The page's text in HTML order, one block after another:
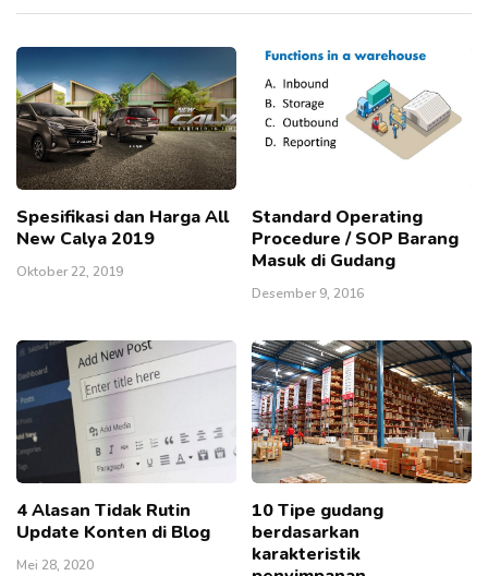
Spesifikasi dan Harga All
New Calya 2019
Oktober 22, 2019
Standard Operating
Procedure / SOP Barang
Masuk di Gudang
Desember 9, 2016
4 Alasan Tidak Rutin
Update Konten di Blog
Mei 28, 2020
10 Tipe gudang
berdasarkan
karakteristik